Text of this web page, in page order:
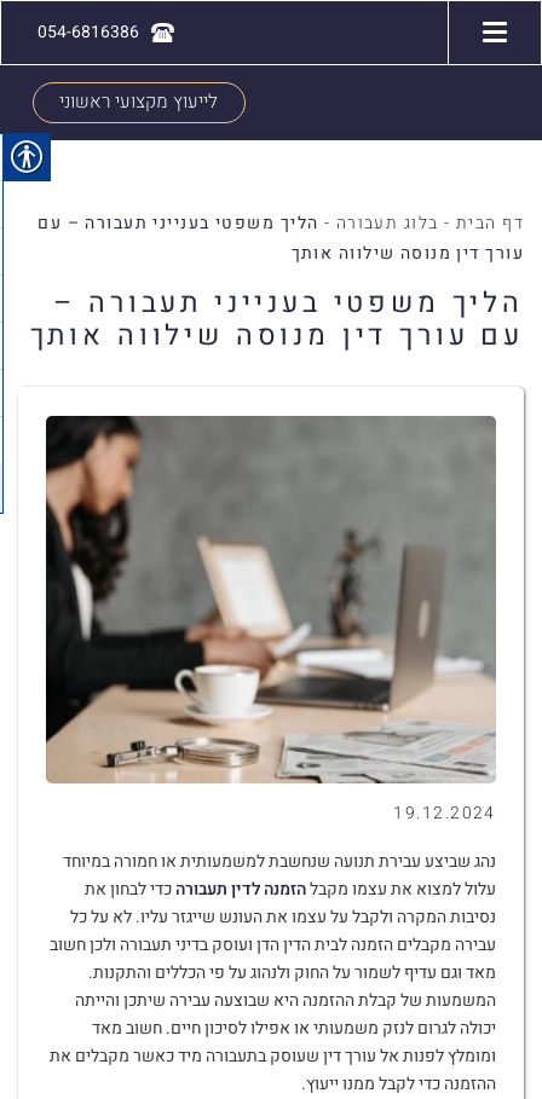
054-6816386
לייעוץ מקצועי ראשוני
דף הבית - בלוג תעבורה - הליך משפטי בענייני תעבורה – עם
עורך דין מנוסה שילווה אותך
הליך משפטי בענייני תעבורה –
עם עורך דין מנוסה שילווה אותך
19.12.2024
נהג שביצע עבירת תנועה שנחשבת למשמעותית או חמורה במיוחד
עלול למצוא את עצמו מקבלהזמנה לדין תעבורהכדי לבחון את
נסיבות המקרה ולקבל על עצמו את העונש שייגזר עליו. לא על כל
עבירה מקבלים הזמנה לבית הדין הדן ועוסק בדיני תעבורה ולכן חשוב
מאד וגם עדיף לשמור על החוק ולנהוג על פי הכללים והתקנות.
המשמעות של קבלת ההזמנה היא שבוצעה עבירה שיתכן והייתה
יכולה לגרום לנזק משמעותי או אפילו לסיכון חיים. חשוב מאד
ומומלץ לפנות אל עורך דין שעוסק בתעבורה מיד כאשר מקבלים את
ההזמנה כדי לקבל ממנו ייעוץ.